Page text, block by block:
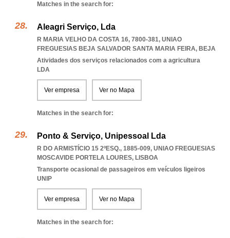
Matches in the search for:
Aleagri Serviço, Lda
R MARIA VELHO DA COSTA 16, 7800-381, UNIAO
FREGUESIAS BEJA SALVADOR SANTA MARIA FEIRA, BEJA
Atividades dos serviços relacionados com a agricultura
LDA
Ver empresa Ver no Mapa
Matches in the search for:
Ponto & Serviço, Unipessoal Lda
R DO ARMISTÍCIO 15 2ºESQ., 1885-009, UNIAO FREGUESIAS
MOSCAVIDE PORTELA LOURES, LISBOA
Transporte ocasional de passageiros em veículos ligeiros
UNIP
Ver empresa Ver no Mapa
Matches in the search for: